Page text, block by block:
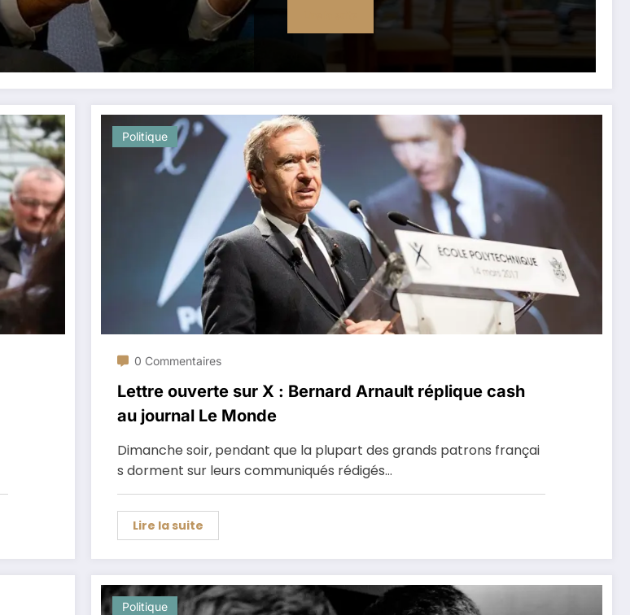
Politique
0 Commentaires
Lettre ouverte sur X : Bernard Arnault réplique cash
au journal Le Monde
Dimanche soir, pendant que la plupart des grands patrons françai
s dorment sur leurs communiqués rédigés…
Lire la suite
Politique